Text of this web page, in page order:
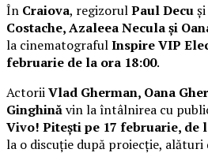
În Craiova, regizorulPaul Decu
Costache, Azaleea Necula și
la cinematografulInspire VIP
februarie de la ora 18:00.
ActoriiVlad Gherman, Oana
Ginghinăvin la întâlnirea cu
Vivo! Pitești pe 17 februarie, de
la o discuție după proiecție, alături